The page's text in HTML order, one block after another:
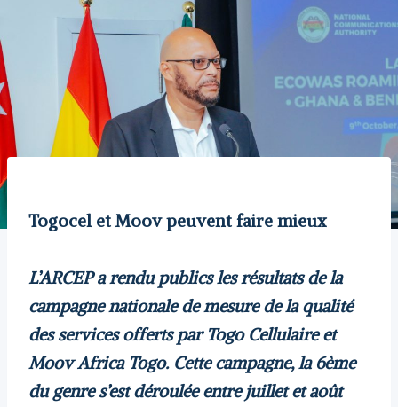
Togocel et Moov peuvent faire mieux
L’ARCEP a rendu publics les résultats de la
campagne nationale de mesure de la qualité
des services offerts par Togo Cellulaire et
Moov Africa Togo. Cette campagne, la 6ème
du genre s’est déroulée entre juillet et août